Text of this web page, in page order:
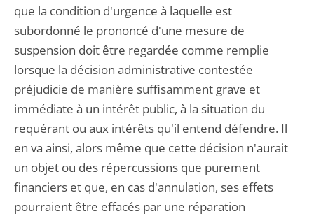
que la condition d'urgence à laquelle est
subordonné le prononcé d'une mesure de
suspension doit être regardée comme remplie
lorsque la décision administrative contestée
préjudicie de manière suffisamment grave et
immédiate à un intérêt public, à la situation du
requérant ou aux intérêts qu'il entend défendre. Il
en va ainsi, alors même que cette décision n'aurait
un objet ou des répercussions que purement
financiers et que, en cas d'annulation, ses effets
pourraient être effacés par une réparation